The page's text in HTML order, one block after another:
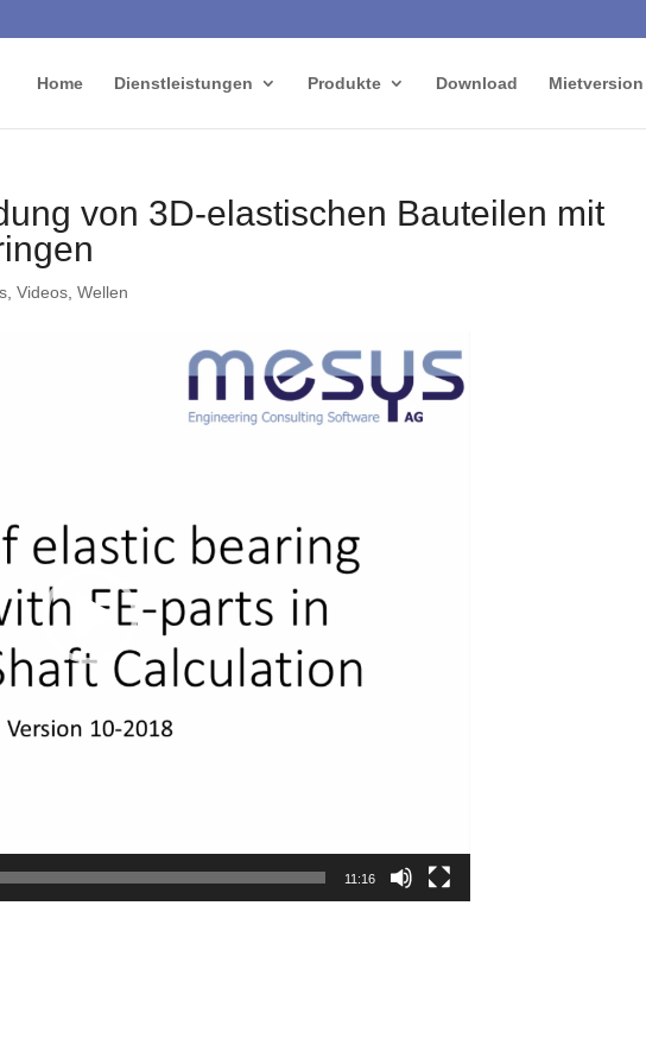
Home Dienstleistungen Produkte Download
von 3D-elastischen Bauteilen mit
,Videos ,Wellen
11:16